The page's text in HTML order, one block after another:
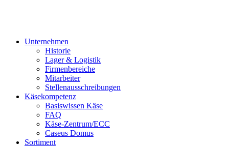
Unternehmen
Historie
Lager & Logistik
Firmenbereiche
Mitarbeiter
Stellenausschreibungen
Käsekompetenz
Basiswissen Käse
FAQ
Käse-Zentrum/ECC
Caseus Domus
Sortiment